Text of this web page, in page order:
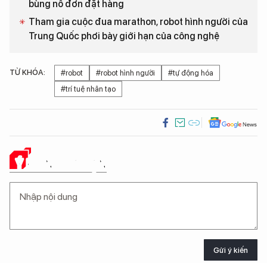
bùng nổ đơn đặt hàng
Tham gia cuộc đua marathon, robot hình người của
Trung Quốc phơi bày giới hạn của công nghệ
TỪ KHÓA: #robot #robot hình người
#tự động hóa
#trí tuệ nhân tạo
Ý KIẾN CỦA BẠN
Gửi ý kiến